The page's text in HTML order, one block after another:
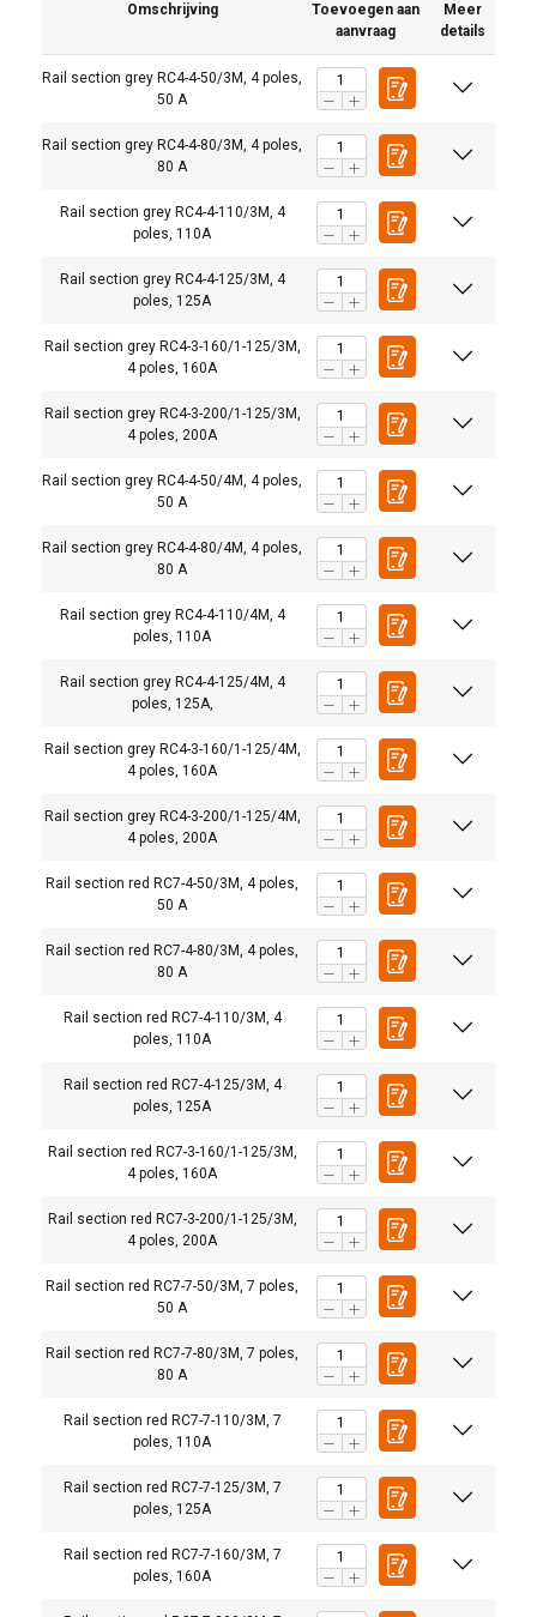
Omschrijving
Toevoegen aan
aanvraag
Meer
details
Rail section grey RC4-4-50/3M, 4 poles,
50 A
Rail section grey RC4-4-80/3M, 4 poles,
80 A
Rail section grey RC4-4-110/3M, 4
poles, 110A
Rail section grey RC4-4-125/3M, 4
poles, 125A
Rail section grey RC4-3-160/1-125/3M,
4 poles, 160A
Rail section grey RC4-3-200/1-125/3M,
4 poles, 200A
Rail section grey RC4-4-50/4M, 4 poles,
50 A
Rail section grey RC4-4-80/4M, 4 poles,
80 A
Rail section grey RC4-4-110/4M, 4
poles, 110A
Rail section grey RC4-4-125/4M, 4
poles, 125A,
Rail section grey RC4-3-160/1-125/4M,
4 poles, 160A
Rail section grey RC4-3-200/1-125/4M,
4 poles, 200A
Rail section red RC7-4-50/3M, 4 poles,
50 A
Rail section red RC7-4-80/3M, 4 poles,
80 A
Rail section red RC7-4-110/3M, 4
poles, 110A
Rail section red RC7-4-125/3M, 4
poles, 125A
Rail section red RC7-3-160/1-125/3M,
4 poles, 160A
Rail section red RC7-3-200/1-125/3M,
4 poles, 200A
Rail section red RC7-7-50/3M, 7 poles,
50 A
Rail section red RC7-7-80/3M, 7 poles,
80 A
Rail section red RC7-7-110/3M, 7
poles, 110A
Rail section red RC7-7-125/3M, 7
poles, 125A
Rail section red RC7-7-160/3M, 7
poles, 160A